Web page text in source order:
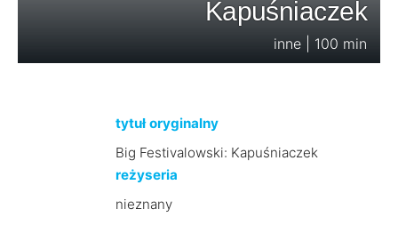
Kapuśniaczek
inne | 100 min
tytuł oryginalny
Big Festivalowski: Kapuśniaczek
reżyseria
nieznany